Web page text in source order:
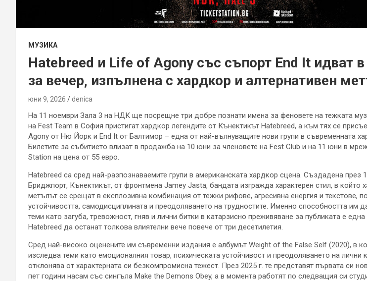
МУЗИКА
Hatebreed и Life of Agony със съпорт End It идват
за вечер, изпълнена с хардкор и алтернативен
юни 9, 2026 denica
На 11 ноември Зала 3 на НДК ще посрещне три добре познати имена за феновете на тежката
на Fest Team в София пристигат хардкор легендите от Кънектикът Hatebreed, а към тях се
Agony от Ню Йорк и End It от Балтимор – една от най-вълнуващите нови групи в съвременната
Билетите за събитието влизат в продажба на 10 юни за членовете на Fest Club и на 11 юни в
Station на цена от 55 евро.
Hatebreed са сред най-разпознаваемите групи в американската хардкор сцена. Създадена през
Бриджпорт, Кънектикът, от фронтмена Jamey Jasta, бандата изгражда характерен стил, в който
метълът се срещат в експлозивна комбинация от тежки рифове, агресивна енергия и текстове,
устойчивостта, самодисциплината и преодоляването на трудностите. Именно способността им
теми като загуба, тревожност, гняв и лични битки в катарзисно преживяване за публиката е една
Hatebreed да останат толкова влиятелни вече повече от три десетилетия.
Сред най-високо оценените им съвременни издания е албумът Weight of the False Self (2020), в
изследва теми като емоционалния товар, психическата устойчивост и преодоляването на лични
отклонява от характерната си безкомпромисна тежест. През 2025 г. те представят първата си
пет години насам със сингъла Make the Demons Obey, а в момента работят по следващия си